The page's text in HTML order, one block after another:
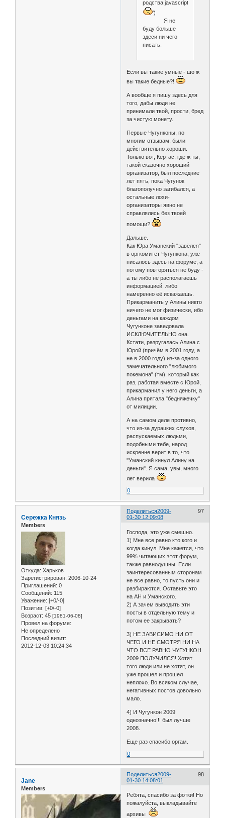
родства!javascript:emoticon('
')
Я не
буду больше
здеси ни чего
писать.
Если вы такие умные - шо ж
вы такие бедные?!
А вообще я пишу здесь для
того, дабы люди не
принимали твой, прости, бред
за чистую монету.
Первые Чугунконы, по
многим отзывам, были
действительно хороши.
Только вот, Кертас, где ж ты,
такой сказочно хороший
организатор, был последние
лет пять, пока Чугунок
благополучно загибался, а
остальные лохи-
организаторы явно не
справлялись без твоей
помощи?
Дальше.
Как Юра Уманский "завёлся"
в оргкомитет Чугункона, уже
писалось здесь на форуме, а
потому повторяться не буду -
а ты либо не располагаешь
информацией, либо
намеренно её искажаешь.
Прикарманить у Алины никто
ничего не мог физически, ибо
деньгами на каждом
Чугунконе заведовала
ИСКЛЮЧИТЕЛЬНО она.
Кстати, разругалась Алина с
Юрой (причём в 2001 году, а
не в 2000 году) из-за одного
замечательного "любимого
покемона" (тм), который как
раз, работая вместе с Юрой,
прикарманил у него деньги, а
Алина прятала "бедняжечку"
от милиции.
А на самом деле противно,
что из-за дурацких слухов,
распускаемых людьми,
подобными тебе, народ
искренне верит в то, что
"Уманский кинул Алину на
деньги". Я сама, увы, много
лет верила
0
Поделиться 97
2009-
01-30 12:09:08
Сережка Князь
Members
Откуда: Харьков
Зарегистрирован: 2006-10-24
Приглашений: 0
Сообщений: 115
Уважение: [+0/-0]
Позитив: [+0/-0]
Возраст: 45 [1981-06-08]
Провел на форуме:
Не определено
Последний визит:
2012-12-03 10:24:34
Господа, это уже смешно.
1) Мне все равно кто кого и
когда кинул. Мне кажется, что
99% читающих этот форум,
также равнодушны. Если
заинтересованным сторонам
не все равно, то пусть они и
разбираются. Оставьте это
на АН и Уманского.
2) А зачем выводить эти
посты в отдельную тему и
потом ее закрывать?
3) НЕ ЗАВИСИМО НИ ОТ
ЧЕГО И НЕ СМОТРЯ НИ НА
ЧТО ВСЕ РАВНО ЧУГУНКОН
2009 ПОЛУЧИЛСЯ! Хотят
того люди или не хотят, он
уже прошел и прошел
неплохо. Во всяком случае,
негативных постов довольно
мало.
4) И Чугункон 2009
однозначно!!! был лучше
2008.
Еще раз спасибо оргам.
0
Поделиться 98
2009-
01-30 14:08:01
Jane
Members
Ребята, спасибо за фотки! Но
пожалуйста, выкладывайте
архивы